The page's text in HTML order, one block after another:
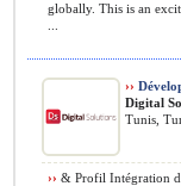
globally. This is an
››
Digital
Tunis,
›› & Profil Intégration